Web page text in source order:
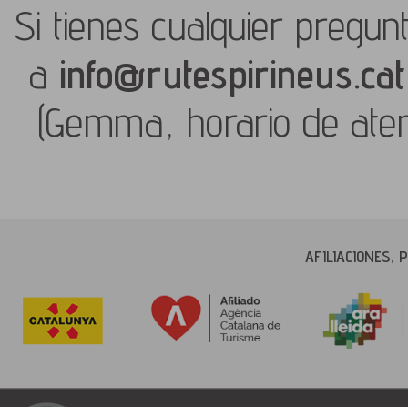
Si tienes cualquier
a info@rutespirineus.cat
(Gemma, horario de
AFILIACIONES,